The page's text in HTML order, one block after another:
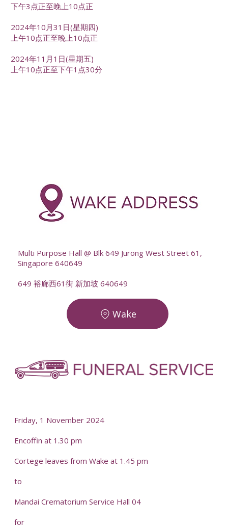
下午3点正至晚上10点正
2024年10月31日(星期四)
上午10点正至晚上10点正
2024年11月1日(星期五)
上午10点正至下午1点30分
Multi Purpose Hall @ Blk 649 Jurong West Street 61,
Singapore 640649
649 裕廊西61街 新加坡 640649
Wake
Friday, 1 November 2024
Encoffin at 1.30 pm
Cortege leaves from Wake at 1.45 pm
to
Mandai Crematorium Service Hall 04
for